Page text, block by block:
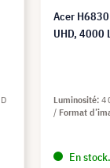
Acer
UHD, 4000
Luminosité 4
Format
En